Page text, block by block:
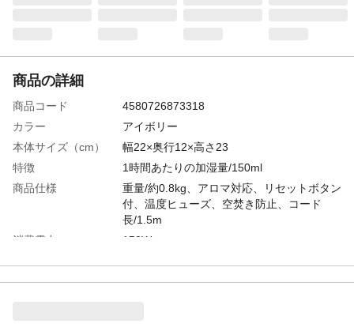
商品の詳細
商品コード
4580726873318
カラー
アイボリー
本体サイズ（cm）
幅22×奥行12×高さ23
特徴
1時間あたりの加湿量/150ml
商品仕様
重量/約0.8kg、アロマ対応、リセットボタン
付、温度ヒューズ、空焚き防止、コード
長/1.5m
消費電力
150W